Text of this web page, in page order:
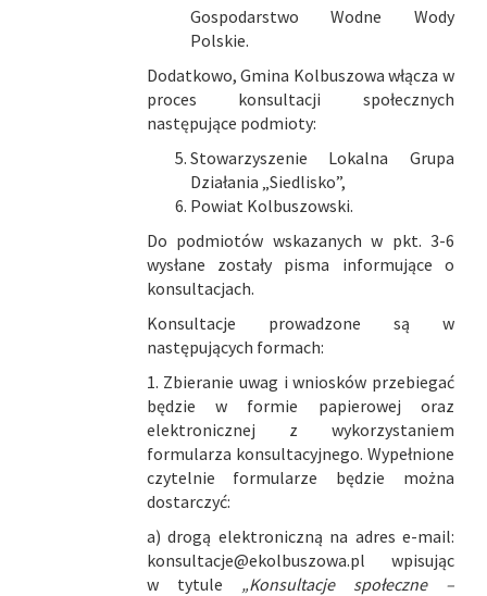
Gospodarstwo Wodne Wody
Polskie.
Dodatkowo, Gmina Kolbuszowa włącza w
proces konsultacji społecznych
następujące podmioty:
Stowarzyszenie Lokalna Grupa
Działania „Siedlisko”,
Powiat Kolbuszowski.
Do podmiotów wskazanych w pkt. 3-6
wysłane zostały pisma informujące o
konsultacjach.
Konsultacje prowadzone są w
następujących formach:
1. Zbieranie uwag i wniosków przebiegać
będzie w formie papierowej oraz
elektronicznej z wykorzystaniem
formularza konsultacyjnego. Wypełnione
czytelnie formularze będzie można
dostarczyć:
a) drogą elektroniczną na adres e-mail:
konsultacje@ekolbuszowa.pl wpisując
w tytule „Konsultacje społeczne –